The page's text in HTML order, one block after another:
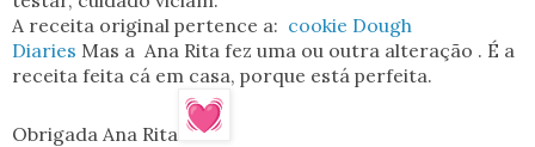
A receita original pertence a: cookie Dough
Diaries Mas a Ana Rita fez uma ou outra alteração . É a
receita feita cá em casa, porque está perfeita.
Obrigada Ana Rita